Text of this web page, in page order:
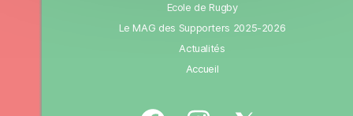
Ecole de Rugby
Le MAG des Supporters 2025-2026
Actualités
Accueil